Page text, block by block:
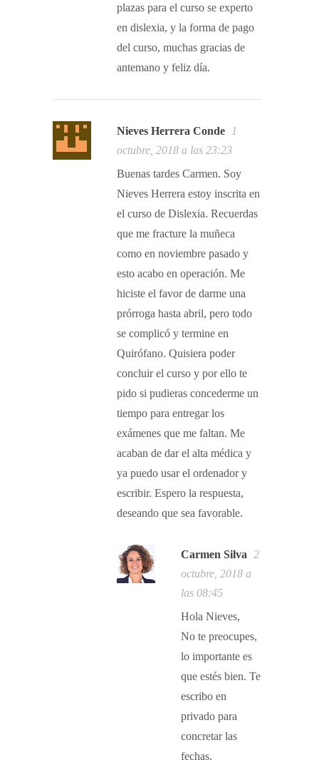
plazas para el curso se experto
en dislexia, y la forma de pago
del curso, muchas gracias de
antemano y feliz día.
Nieves Herrera Conde
1
octubre, 2018 a las 23:23
Buenas tardes Carmen. Soy
Nieves Herrera estoy inscrita en
el curso de Dislexia. Recuerdas
que me fracture la muñeca
como en noviembre pasado y
esto acabo en operación. Me
hiciste el favor de darme una
prórroga hasta abril, pero todo
se complicó y termine en
Quirófano. Quisiera poder
concluir el curso y por ello te
pido si pudieras concederme un
tiempo para entregar los
exámenes que me faltan. Me
acaban de dar el alta médica y
ya puedo usar el ordenador y
escribir. Espero la respuesta,
deseando que sea favorable.
Carmen Silva 2
octubre, 2018 a
las 08:45
Hola Nieves,
No te preocupes,
lo importante es
que estés bien. Te
escribo en
privado para
concretar las
fechas.